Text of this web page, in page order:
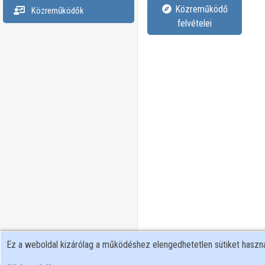
Közreműködők
felvételei
Ez a weboldal kizárólag a működéshez elengedhetetlen sütiket